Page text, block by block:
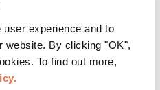
experience and to
website. By clicking "OK",
To find out more,